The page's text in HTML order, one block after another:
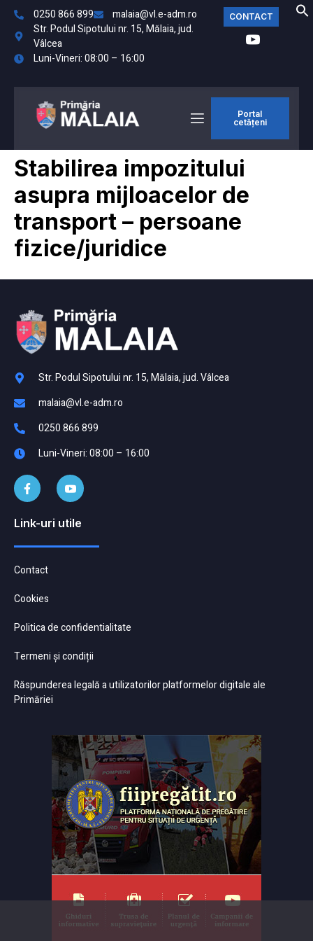
0250 866 899
malaia@vl.e-adm.ro
Str. Podul Sipotului nr. 15, Mălaia, jud.
Vâlcea
Luni-Vineri: 08:00 – 16:00
CONTACT
Portal
cetățeni
Stabilirea impozitului
asupra mijloacelor de
transport – persoane
fizice/juridice
Str. Podul Sipotului nr. 15, Mălaia, jud. Vâlcea
malaia@vl.e-adm.ro
0250 866 899
Luni-Vineri: 08:00 – 16:00
Link-uri utile
Contact
Cookies
Politica de confidentialitate
Termeni și condiții
Răspunderea legală a utilizatorilor platformelor digitale ale
Primăriei